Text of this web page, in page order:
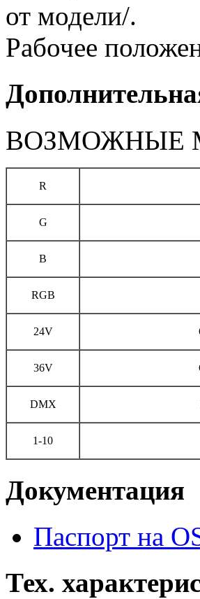
от модели/.
Рабочее
ВОЗМОЖНЫЕ
R
G
B
RGB
24V
36V
DMX
1-10
Документация
Паспорт на
Тех.